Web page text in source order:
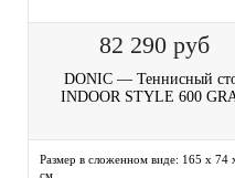
82 290 руб
DONIC — Теннисный
INDOOR STYLE 600
Размер в сложенном виде: 165 x 74
см